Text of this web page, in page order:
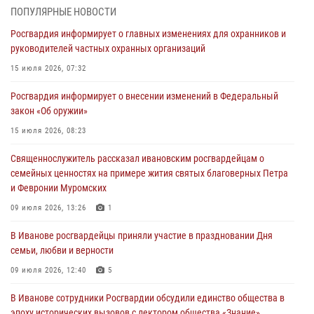
торжественных мероприятиях, посвященных празднованию Дня
Воздушно-десантных войск
02 августа 2026, 11:46
Мероприятия в рамках акции «Каникулы с Росгвардией»
продолжаются в Ивановской области
31 июля 2026, 11:08
В Ивановской области при содействии Росгвардии задержаны
подозреваемые в серии автомобильных краж
30 июля 2026, 12:41
празднования Дня Крещения Руси
28 июля 2026, 08:57
ПОПУЛЯРНЫЕ НОВОСТИ
Росгвардия информирует о главных изменениях для охранников и
руководителей частных охранных организаций
15 июля 2026, 07:32
Росгвардия информирует о внесении изменений в Федеральный
закон «Об оружии»
15 июля 2026, 08:23
Священнослужитель рассказал ивановским росгвардейцам о
семейных ценностях на примере жития святых благоверных Петра
и Февронии Муромских
09 июля 2026, 13:26 1
В Иванове росгвардейцы приняли участие в праздновании Дня
семьи, любви и верности
09 июля 2026, 12:40 5
В Иванове сотрудники Росгвардии обсудили единство общества в